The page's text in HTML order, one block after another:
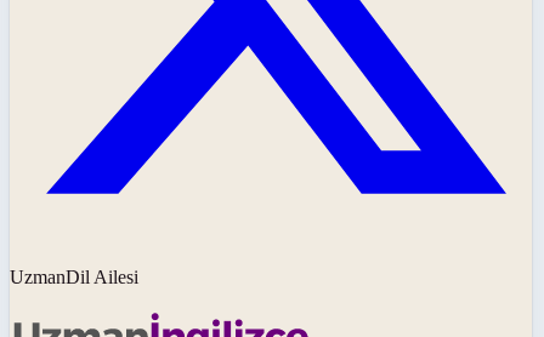
UzmanDil Ailesi